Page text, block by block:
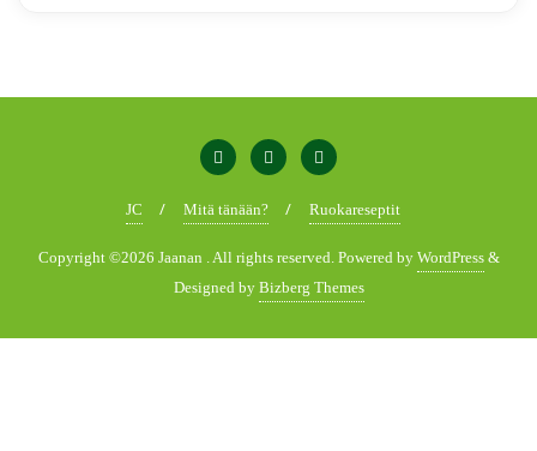
JC Mitä tänään? Ruokareseptit
Copyright ©2026 Jaanan . All rights reserved. Powered by WordPress &
Designed by Bizberg Themes